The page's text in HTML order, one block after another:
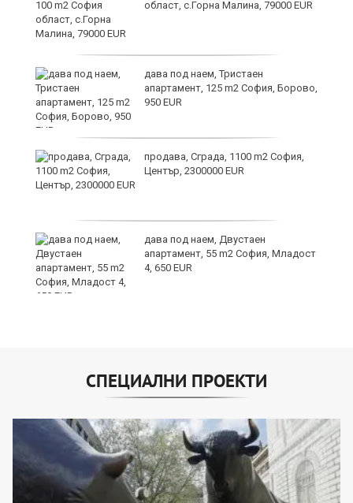
област, с.Горна Малина, 79000 EUR
дава под наем, Тристаен
апартамент, 125 m2 София, Борово,
950 EUR
продава, Сграда, 1100 m2 София,
Център, 2300000 EUR
дава под наем, Двустаен
апартамент, 55 m2 София, Младост
4, 650 EUR
СПЕЦИАЛНИ ПРОЕКТИ